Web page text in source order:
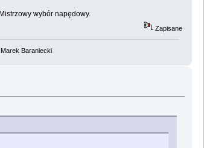
wybór napędowy.
Zapisane
Baraniecki